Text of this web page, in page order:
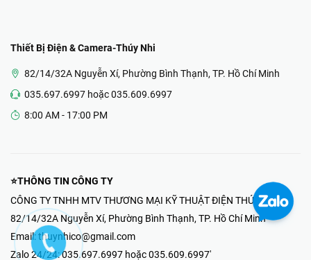
Thiết Bị Điện & Camera-Thúy Nhi
82/14/32A Nguyễn Xí, Phường Bình Thạnh, TP. Hồ Chí Minh
035.697.6997 hoặc 035.609.6997
8:00 AM - 17:00 PM
⭐THÔNG TIN CÔNG TY
CÔNG TY TNHH MTV THƯƠNG MẠI KỸ THUẬT ĐIỆN THÚY NHI
82/14/32A Nguyễn Xí, Phường Bình Thạnh, TP. Hồ Chí Minh
Email: thuynhico@gmail.com
Zalo 24/24:035.697.6997 hoặc 035.609.6997'